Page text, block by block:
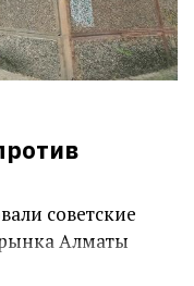
советские
Алматы